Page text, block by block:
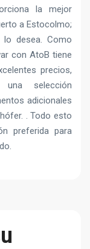
la mejor
a Estocolmo;
desea. Como
con AtoB tiene
precios,
selección
adicionales
. Todo esto
preferida para